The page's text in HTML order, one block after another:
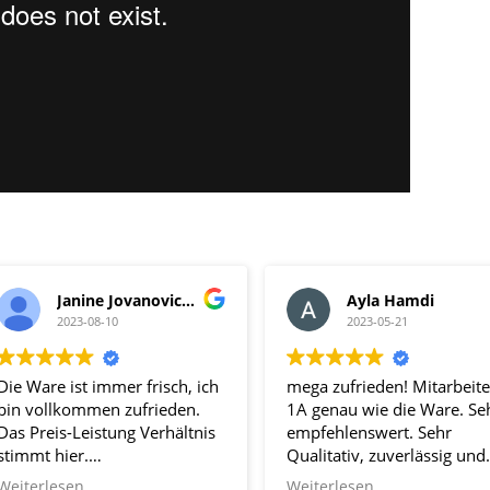
Ayla Hamdi
2023-05-21
mega zufrieden! Mitarbeiter
1A genau wie die Ware. Sehr
empfehlenswert. Sehr
Qualitativ, zuverlässig und
frisch
david martin
2023-01-13
Verlässlicher
mit gutem